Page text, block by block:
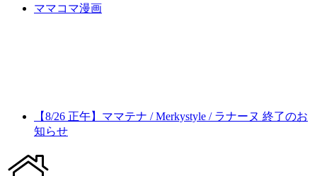
ママコマ漫画
【8/26 正午】ママテナ / Merkystyle / ラナーヌ 終了のお
知らせ